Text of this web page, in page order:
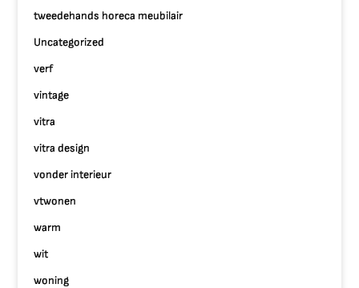
tweedehands horeca meubilair
Uncategorized
verf
vintage
vitra
vitra design
vonder interieur
vtwonen
warm
wit
woning